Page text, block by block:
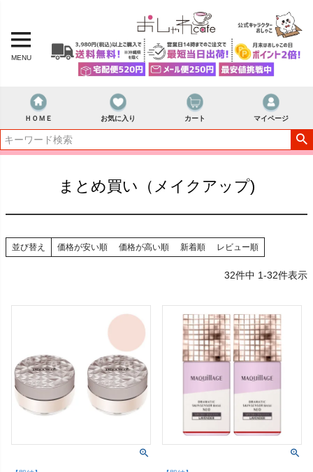
MENU
ＨＯＭＥ お気に入り カート マイページ
まとめ買い（メイクアップ)
並び替え 価格が安い順 価格が高い順 新着順 レビュー順
32件中 1-32件表示